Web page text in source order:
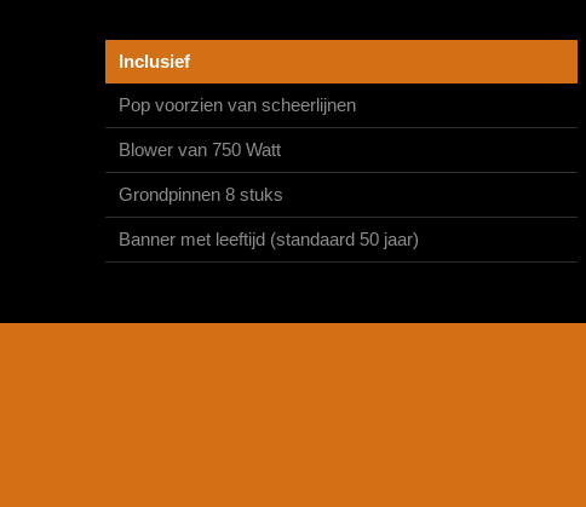
Inclusief
Pop voorzien van scheerlijnen
Blower van 750 Watt
Grondpinnen 8 stuks
Banner met leeftijd (standaard 50 jaar)